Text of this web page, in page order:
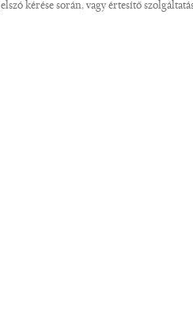
kérése során, vagy értesítő